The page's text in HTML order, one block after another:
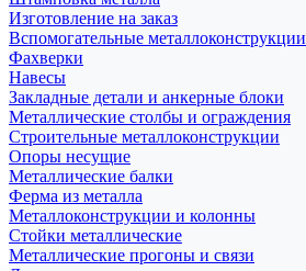
Изготовление на заказ
Вспомогательные металлоконструкции
Фахверки
Навесы
Закладные детали и анкерные блоки
Металлические столбы и ограждения
Строительные металлоконструкции
Опоры несущие
Металлические балки
Ферма из металла
Металлоконструкции и колонны
Стойки металлические
Металлические прогоны и связи